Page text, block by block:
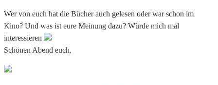
Wer von euch hat die Bücher auch gelesen oder war schon im
Kino? Und was ist eure Meinung dazu? Würde mich mal
interessieren
Schönen Abend euch,